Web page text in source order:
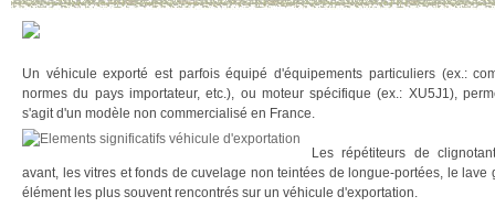
Un véhicule exporté est parfois équipé d'équipements particuliers (ex.:
normes du pays importateur, etc.), ou moteur spécifique (ex.: XU5J1),
s'agit d'un modèle non commercialisé en France.
Les répétiteurs de
avant, les vitres et fonds de cuvelage non teintées de longue-portées, le lave
élément les plus souvent rencontrés sur un véhicule d'exportation.